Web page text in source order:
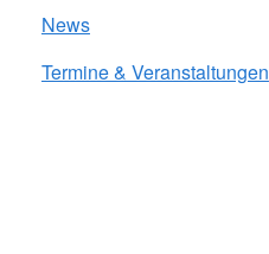
News
Termine & Veranstaltungen